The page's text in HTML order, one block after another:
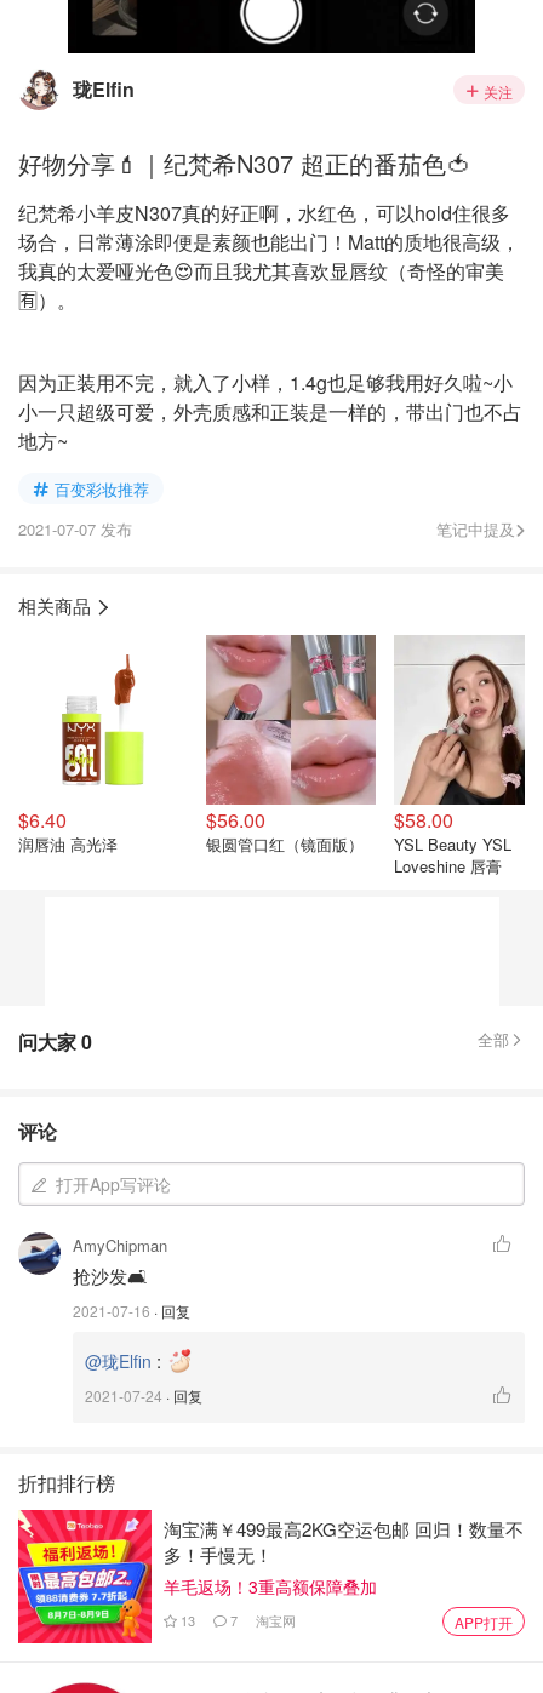
珑Elfin 关注
好物分享💄｜纪梵希N307 超正的番茄色🍅
纪梵希小羊皮N307真的好正啊，水红色，可以hold住很多
场合，日常薄涂即便是素颜也能出门！Matt的质地很高级，
我真的太爱哑光色😍而且我尤其喜欢显唇纹（奇怪的审美
🈶）。
因为正装用不完，就入了小样，1.4g也足够我用好久啦~小
小一只超级可爱，外壳质感和正装是一样的，带出门也不占
地方~
百变彩妆推荐
2021-07-07 发布
笔记中提及
相关商品
$6.40
润唇油 高光泽
$56.00
银圆管口红（镜面版）
$58.00
YSL Beauty YSL
Loveshine 唇膏
问大家0 全部
评论
打开App写评论
AmyChipman
抢沙发🛋️
2021-07-16 · 回复
@珑Elfin :
2021-07-24 · 回复
折扣排行榜
淘宝满￥499最高2KG空运包邮 回归！数量不
多！手慢无！
羊毛返场！3重高额保障叠加
13 7 淘宝网 APP打开